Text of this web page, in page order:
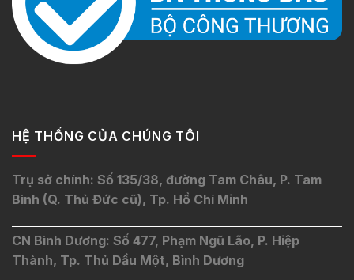
HỆ THỐNG CỦA CHÚNG TÔI
Trụ sở chính: Số 135/38, đường Tam Châu, P. Tam
Bình (Q. Thủ Đức cũ), Tp. Hồ Chí Minh
CN Bình Dương: Số 477, Phạm Ngũ Lão, P. Hiệp
Thành, Tp. Thủ Dầu Một, Bình Dương